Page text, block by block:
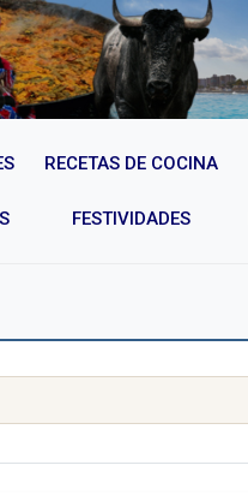
RECETAS DE COCINA
FESTIVIDADES